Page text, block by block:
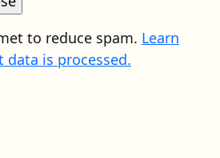
to reduce spam. Learn
is processed.